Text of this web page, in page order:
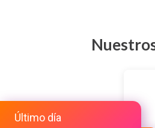
Último día